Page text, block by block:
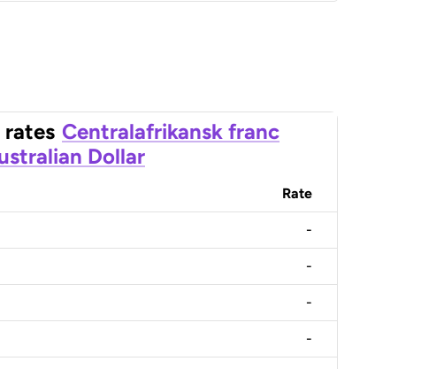
rates Centralafrikansk franc
Dollar
Rate
-
-
-
-